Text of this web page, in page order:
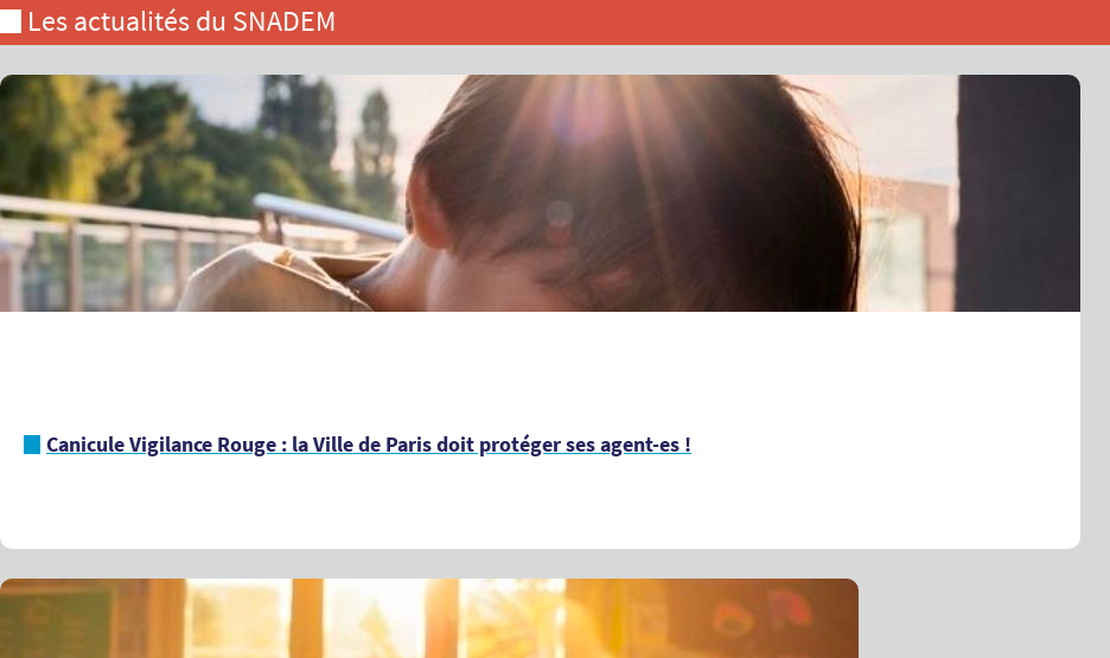
Les actualités du SNADEM
Canicule Vigilance Rouge : la Ville de Paris doit protéger ses agent-es !